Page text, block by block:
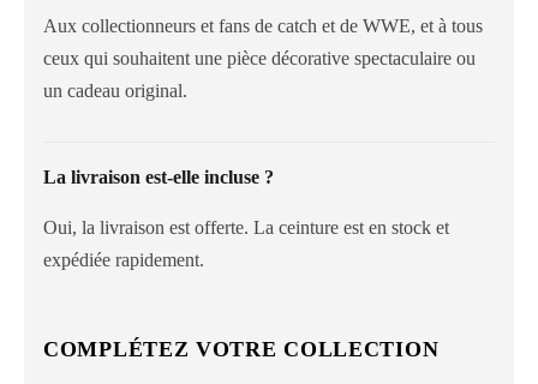
Aux collectionneurs et fans de catch et de WWE, et à tous
ceux qui souhaitent une pièce décorative spectaculaire ou
un cadeau original.
La livraison est-elle incluse ?
Oui, la livraison est offerte. La ceinture est en stock et
expédiée rapidement.
COMPLÉTEZ VOTRE COLLECTION